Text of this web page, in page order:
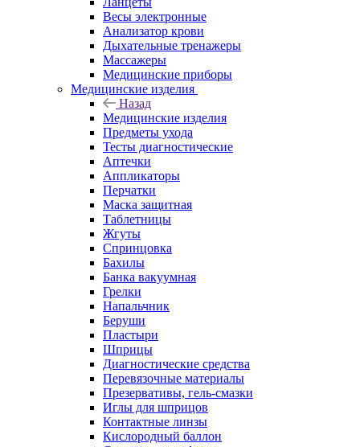
Весы электронные
Анализатор крови
Дыхательные тренажеры
Массажеры
Медицинские приборы
Медицинские изделия
Назад
Медицинские изделия
Предметы ухода
Тесты диагностические
Аптечки
Аппликаторы
Перчатки
Маска защитная
Таблетницы
Жгуты
Спринцовка
Бахилы
Банка вакуумная
Грелки
Напальчник
Беруши
Пластыри
Шприцы
Диагностические средства
Перевязочные материалы
Презервативы, гель-смазки
Иглы для шприцов
Контактные линзы
Кислородный баллон